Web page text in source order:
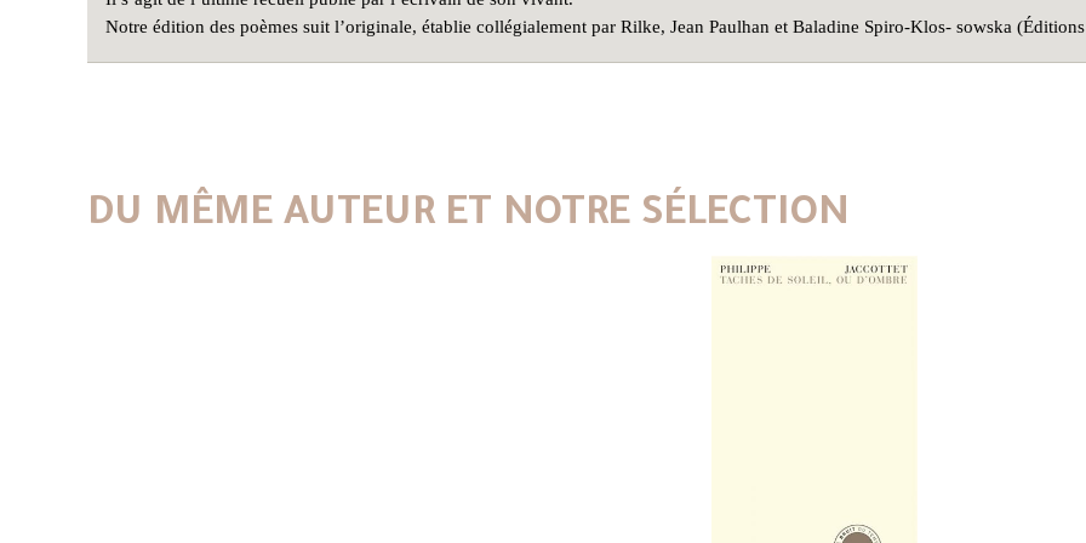
Notre édition des poèmes suit l’originale, établie collégialement par Rilke, Jean Paulhan et Baladine Spiro-Klos- sowska
DU MÊME AUTEUR ET NOTRE SÉLECTION